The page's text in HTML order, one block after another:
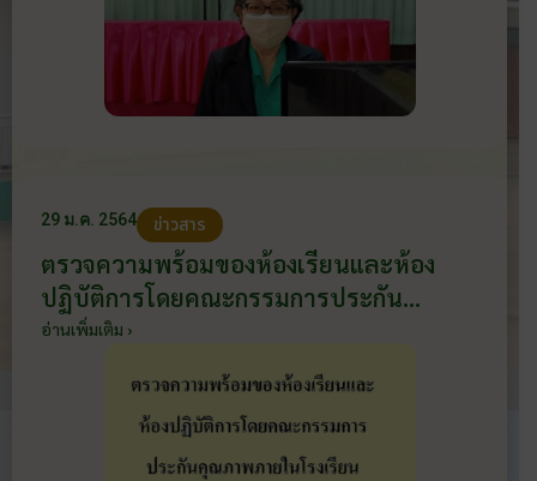
29 ม.ค. 2564 ข่าวสาร
ตรวจความพร้อมของห้องเรียนและห้อง
ปฏิบัติการโดยคณะกรรมการประกัน
คุณภาพภายในโรงเรียน และประชุมสรุป
เรียนการสอนในภาวะวิกฤต ไวรัสโควิด-19
วันที่ 29 มกราคม 2564
อ่านเพิ่มเติม ›